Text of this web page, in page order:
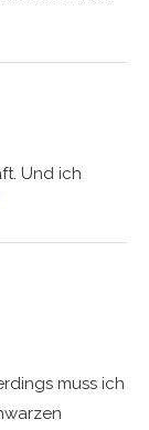
Und ich
muss ich